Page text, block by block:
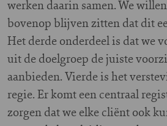
werken daarin samen. We
bovenop blijven zitten dat dit
Het derde onderdeel is dat we
uit de doelgroep de juiste
aanbieden. Vierde is het
regie. Er komt een centraal
zorgen dat we elke cliënt ook